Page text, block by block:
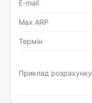
E-mail
Max ARP
Термін
Приклад розрахунку